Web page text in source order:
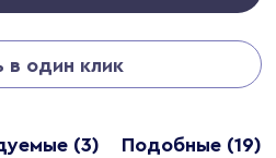
в один клик
(3) Подобные (19)